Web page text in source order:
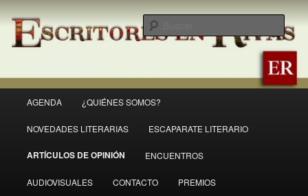
Ir
al
contenido
principal
Ir
al
contenido
secundario
Revista Escritores en Rivas
principal
AGENDA ¿QUIÉNES SOMOS?
NOVEDADES LITERARIAS ESCAPARATE LITERARIO
ARTÍCULOS DE OPINIÓN ENCUENTROS
AUDIOVISUALES CONTACTO PREMIOS